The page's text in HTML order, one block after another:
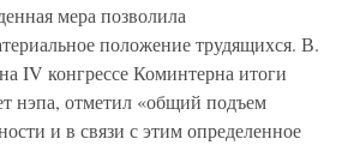
мера позволила
положение трудящихся. В.
IV конгрессе Коминтерна итоги
нэпа, отметил «общий подъем
и в связи с этим определенное